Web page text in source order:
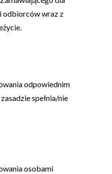
odbiorców wraz z
odpowiednim
spełnia/nie
osobami